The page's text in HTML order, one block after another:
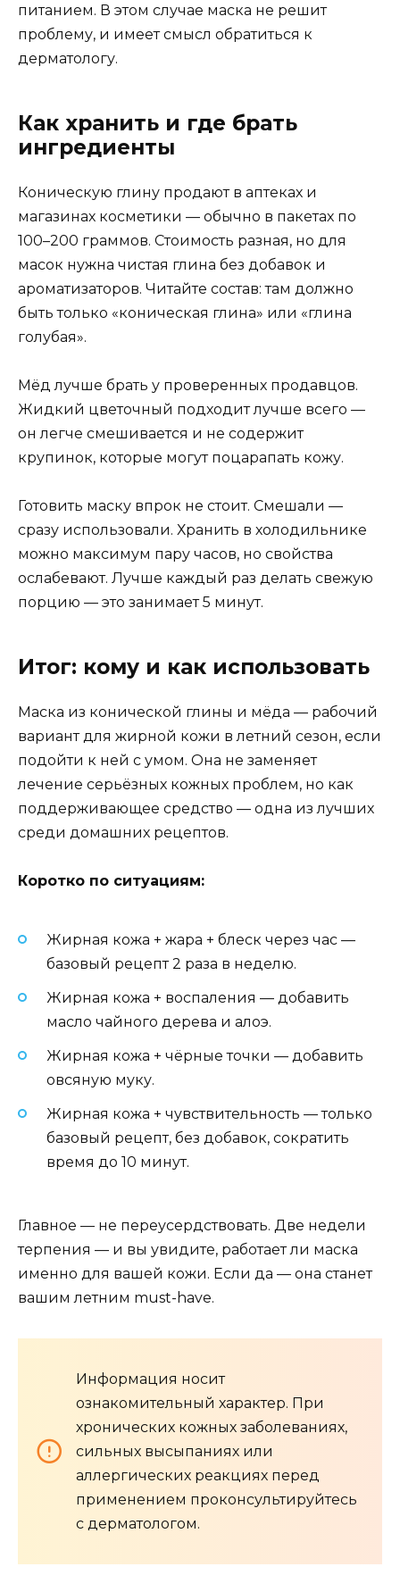
питанием. В этом случае маска не решит
проблему, и имеет смысл обратиться к
дерматологу.
Как хранить и где брать
ингредиенты
Коническую глину продают в аптеках и
магазинах косметики — обычно в пакетах по
100–200 граммов. Стоимость разная, но для
масок нужна чистая глина без добавок и
ароматизаторов. Читайте состав: там должно
быть только «коническая глина» или «глина
голубая».
Мёд лучше брать у проверенных продавцов.
Жидкий цветочный подходит лучше всего —
он легче смешивается и не содержит
крупинок, которые могут поцарапать кожу.
Готовить маску впрок не стоит. Смешали —
сразу использовали. Хранить в холодильнике
можно максимум пару часов, но свойства
ослабевают. Лучше каждый раз делать свежую
порцию — это занимает 5 минут.
Итог: кому и как использовать
Маска из конической глины и мёда — рабочий
вариант для жирной кожи в летний сезон, если
подойти к ней с умом. Она не заменяет
лечение серьёзных кожных проблем, но как
поддерживающее средство — одна из лучших
среди домашних рецептов.
Коротко по ситуациям:
Жирная кожа + жара + блеск через час —
базовый рецепт 2 раза в неделю.
Жирная кожа + воспаления — добавить
масло чайного дерева и алоэ.
Жирная кожа + чёрные точки — добавить
овсяную муку.
Жирная кожа + чувствительность — только
базовый рецепт, без добавок, сократить
время до 10 минут.
Главное — не переусердствовать. Две недели
терпения — и вы увидите, работает ли маска
именно для вашей кожи. Если да — она станет
вашим летним must-have.
Информация носит
ознакомительный характер. При
хронических кожных заболеваниях,
сильных высыпаниях или
аллергических реакциях перед
применением проконсультируйтесь
с дерматологом.